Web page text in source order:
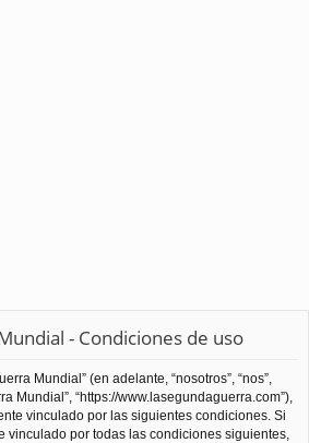
- Condiciones de uso
Mundial” (en adelante, “nosotros”, “nos”,
Mundial”, “https://www.lasegundaguerra.com”),
vinculado por las siguientes condiciones. Si
vinculado por todas las condiciones siguientes,